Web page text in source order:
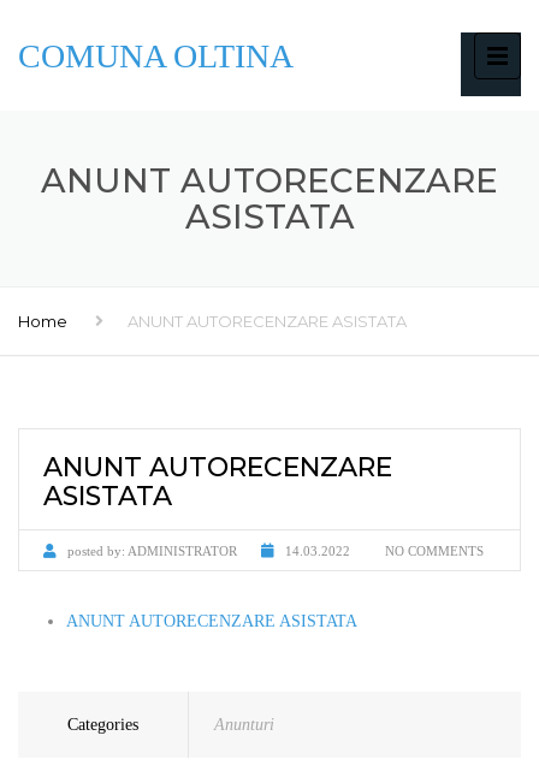
COMUNA OLTINA
ANUNT AUTORECENZARE
ASISTATA
Home ANUNT AUTORECENZARE ASISTATA
ANUNT AUTORECENZARE
ASISTATA
posted by: ADMINISTRATOR 14.03.2022 NO COMMENTS
ANUNT AUTORECENZARE ASISTATA
Categories Anunturi